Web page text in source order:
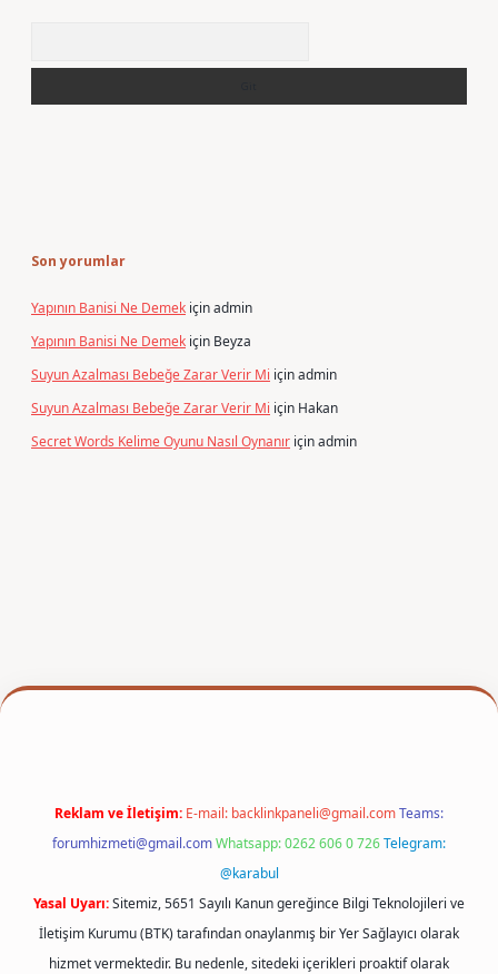
Son yorumlar
Yapının Banisi Ne Demek içinadmin
Yapının Banisi Ne Demek için Beyza
Suyun Azalması Bebeğe Zarar Verir Mi içinadmin
Suyun Azalması Bebeğe Zarar Verir Mi için Hakan
Secret Words Kelime Oyunu Nasıl Oynanır içinadmin
Reklam ve İletişim: E-mail: backlinkpaneli@gmail.comTeams:
forumhizmeti@gmail.comWhatsapp: 0262 606 0 726Telegram:
@karabul
Yasal Uyarı:Sitemiz, 5651 Sayılı Kanun gereğince Bilgi Teknolojileri ve
İletişim Kurumu (BTK) tarafından onaylanmış bir Yer Sağlayıcı olarak
hizmet vermektedir. Bu nedenle, sitedeki içerikleri proaktif olarak